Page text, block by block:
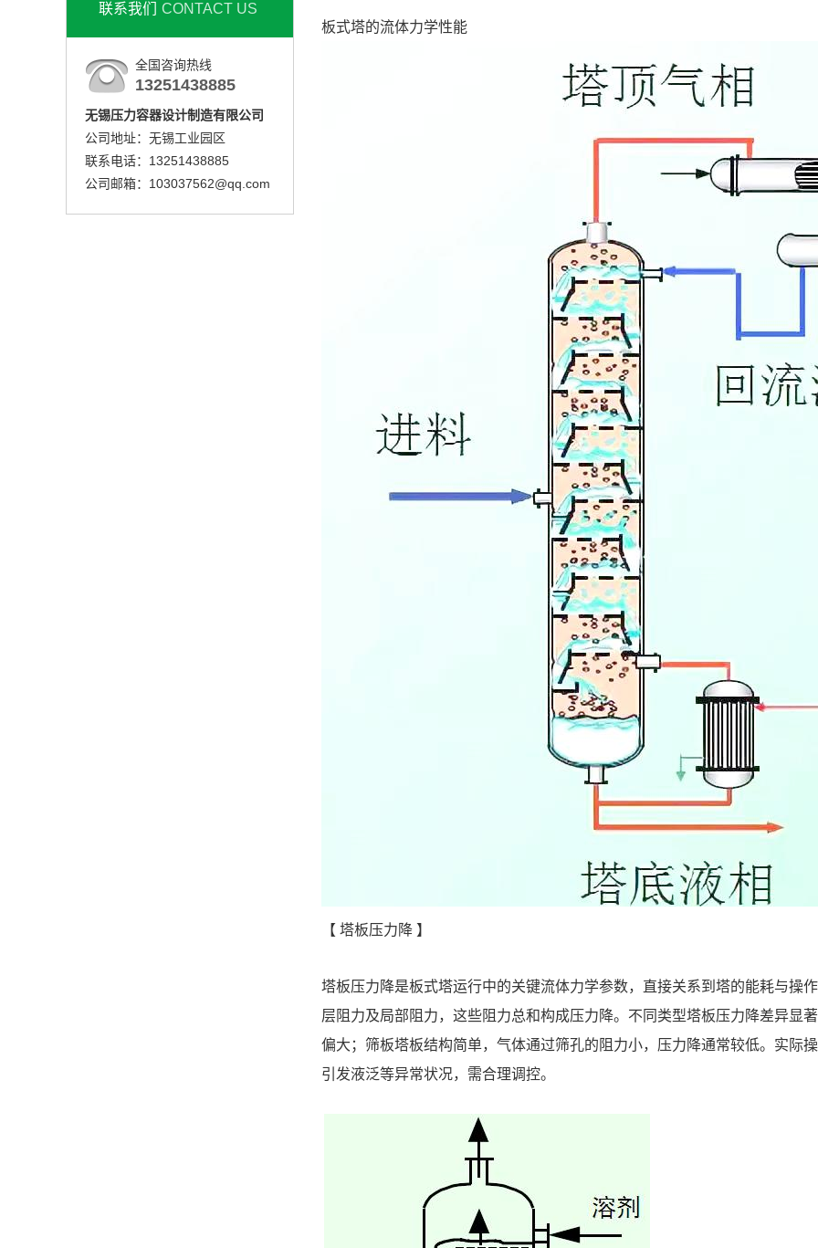
联系我们 CONTACT US
全国咨询热线
13251438885
无锡压力容器设计制造有限公司
公司地址：无锡工业园区
联系电话：13251438885
公司邮箱：103037562@qq.com
板式塔的流体力学性能
【塔板压力降】
塔板压力降是板式塔运行中的关键流体力学参数，直接关系到塔的能耗与操
层阻力及局部阻力，这些阻力总和构成压力降。不同类型塔板压力降差异显
偏大；筛板塔板结构简单，气体通过筛孔的阻力小，压力降通常较低。实际
引发液泛等异常状况，需合理调控。